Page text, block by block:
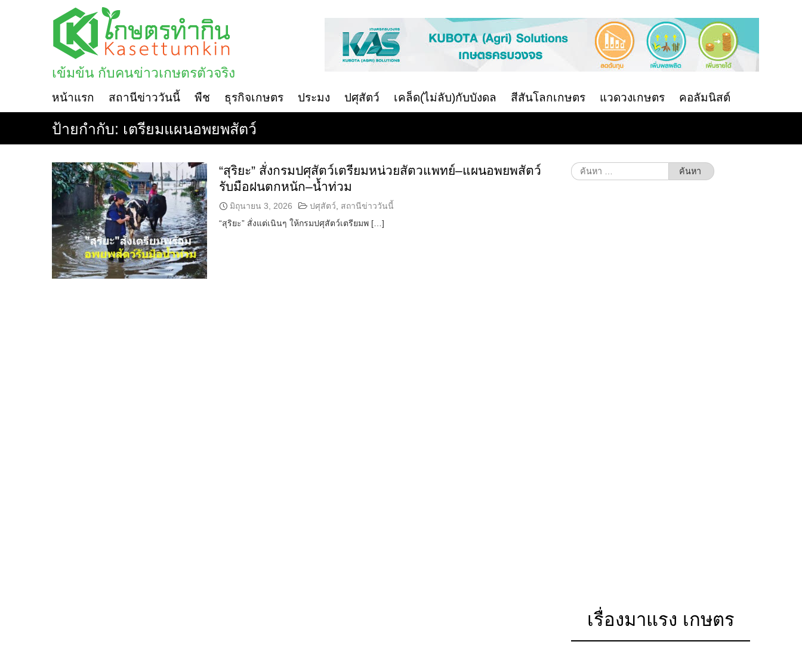
เข้มข้น กับคนข่าวเกษตรตัวจริง
หน้าแรก สถานีข่าววันนี้ พืช ธุรกิจเกษตร ประมง ปศุสัตว์ เคล็ด(ไม่ลับ)กับบังดล สีสันโลกเกษตร แวดวงเกษตร คอลัมนิสต์
ป้ายกำกับ: เตรียมแผนอพยพสัตว์
“สุริยะ” สั่งกรมปศุสัตว์เตรียมหน่วยสัตวแพทย์–แผนอพยพสัตว์
รับมือฝนตกหนัก–น้ำท่วม
มิถุนายน 3, 2026 ปศุสัตว์
สถานีข่าววันนี้
“สุริยะ” สั่งแต่เนินๆ ให้กรมปศุสัตว์เตรียมพ […]
ค้นหา
สำหรับ:
เรื่องมาแรง เกษตร